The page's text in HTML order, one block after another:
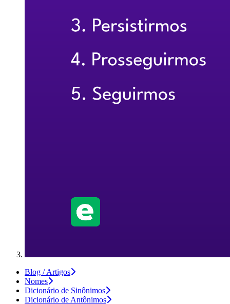
Blog / Artigos
Nomes
Dicionário de Sinônimos
Dicionário de Antônimos